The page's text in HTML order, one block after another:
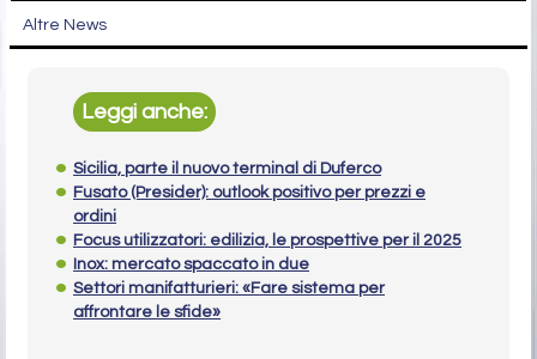
Altre News
Leggi anche:
Sicilia, parte il nuovo terminal di Duferco
Fusato (Presider): outlook positivo per prezzi e
ordini
Focus utilizzatori: edilizia, le prospettive per il 2025
Inox: mercato spaccato in due
Settori manifatturieri: «Fare sistema per
affrontare le sfide»